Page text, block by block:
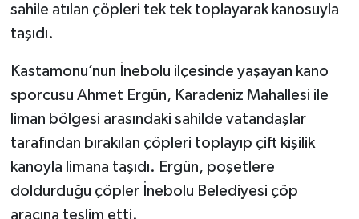
sahile atılan çöpleri tek tek toplayarak kanosuyla
taşıdı.
Kastamonu’nun İnebolu ilçesinde yaşayan kano
sporcusu Ahmet Ergün, Karadeniz Mahallesi ile
liman bölgesi arasındaki sahilde vatandaşlar
tarafından bırakılan çöpleri toplayıp çift kişilik
kanoyla limana taşıdı. Ergün, poşetlere
doldurduğu çöpler İnebolu Belediyesi çöp
aracına teslim etti.